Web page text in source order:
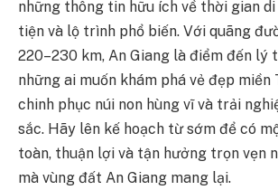
những thông tin hữu ích về thời gian
tiện và lộ trình phổ biến. Với quãng
220–230 km, An Giang là điểm đến lý
những ai muốn khám phá vẻ đẹp miền
chinh phục núi non hùng vĩ và trải
sắc. Hãy lên kế hoạch từ sớm để có
toàn, thuận lợi và tận hưởng trọn vẹn
mà vùng đất An Giang mang lại.